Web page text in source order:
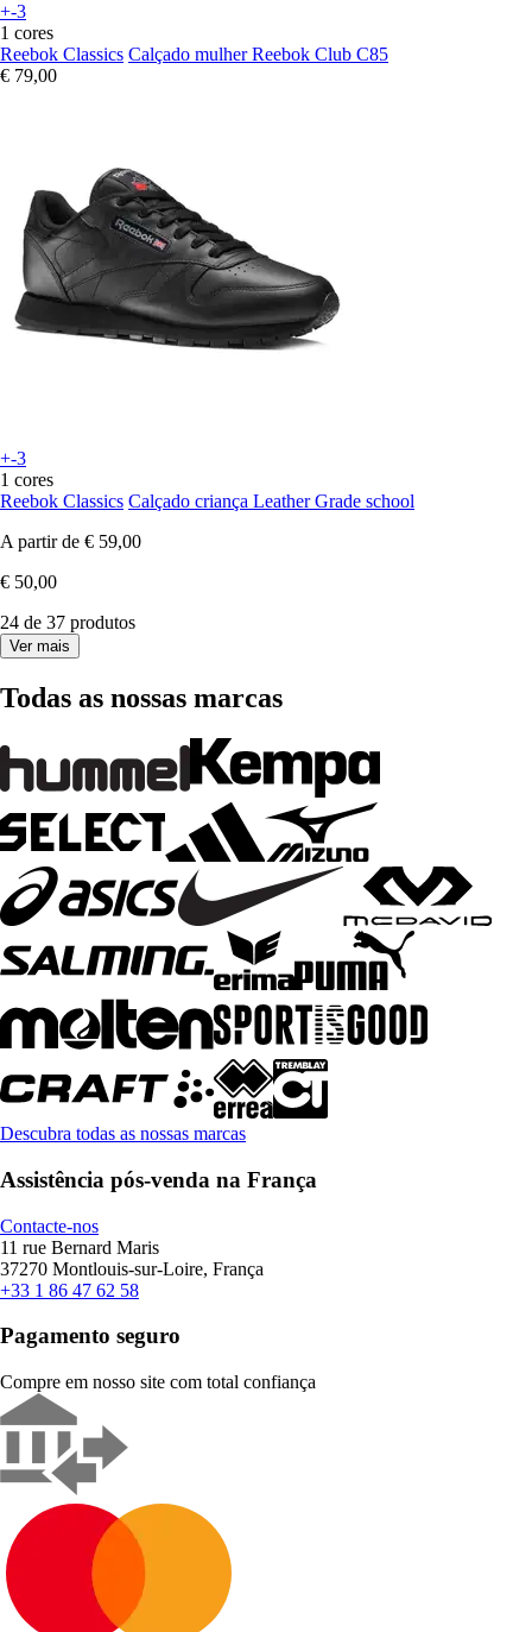
+-3
1 cores
Reebok Classics Calçado mulher Reebok Club C85
€ 79,00
+-3
1 cores
Reebok Classics Calçado criança Leather Grade school
A partir de € 59,00
€ 50,00
24 de 37 produtos
Ver mais
Todas as nossas marcas
Descubra todas as nossas marcas
Assistência pós-venda na França
Contacte-nos
11 rue Bernard Maris
37270 Montlouis-sur-Loire, França
+33 1 86 47 62 58
Pagamento seguro
Compre em nosso site com total confiança